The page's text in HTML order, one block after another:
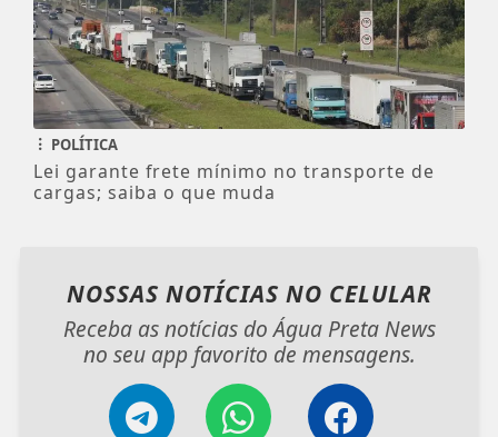
POLÍTICA
Lei garante frete mínimo no transporte de
cargas; saiba o que muda
NOSSAS NOTÍCIAS NO CELULAR
Receba as notícias do Água Preta News
no seu app favorito de mensagens.